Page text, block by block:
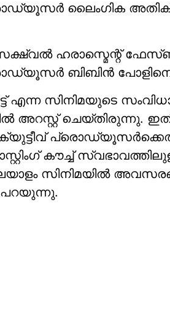
ലൈംഗിക
ഹരാസ്മെന്റ്
ബിബിന്‍
എന്ന സിനിമയുടെ
അറസ്റ്റ് ചെയ്തിരുന്നു.
കൗച്ച്
സിനിമയില്‍
പറയുന്നു.